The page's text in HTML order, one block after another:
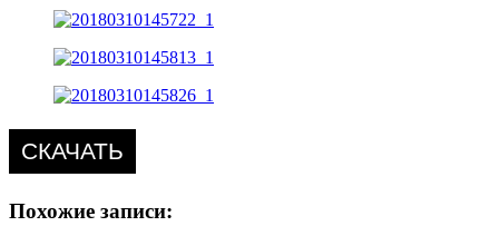
СКАЧАТЬ
Похожие записи: